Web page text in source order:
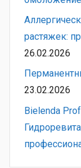
растяжек:
26.02.2026
23.02.2026
Bielenda